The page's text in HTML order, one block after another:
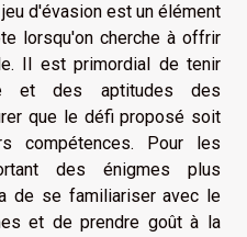
d'évasion est un élément
lorsqu'on cherche à offrir
Il est primordial de tenir
et des aptitudes des
que le défi proposé soit
compétences. Pour les
des énigmes plus
de se familiariser avec le
et de prendre goût à la